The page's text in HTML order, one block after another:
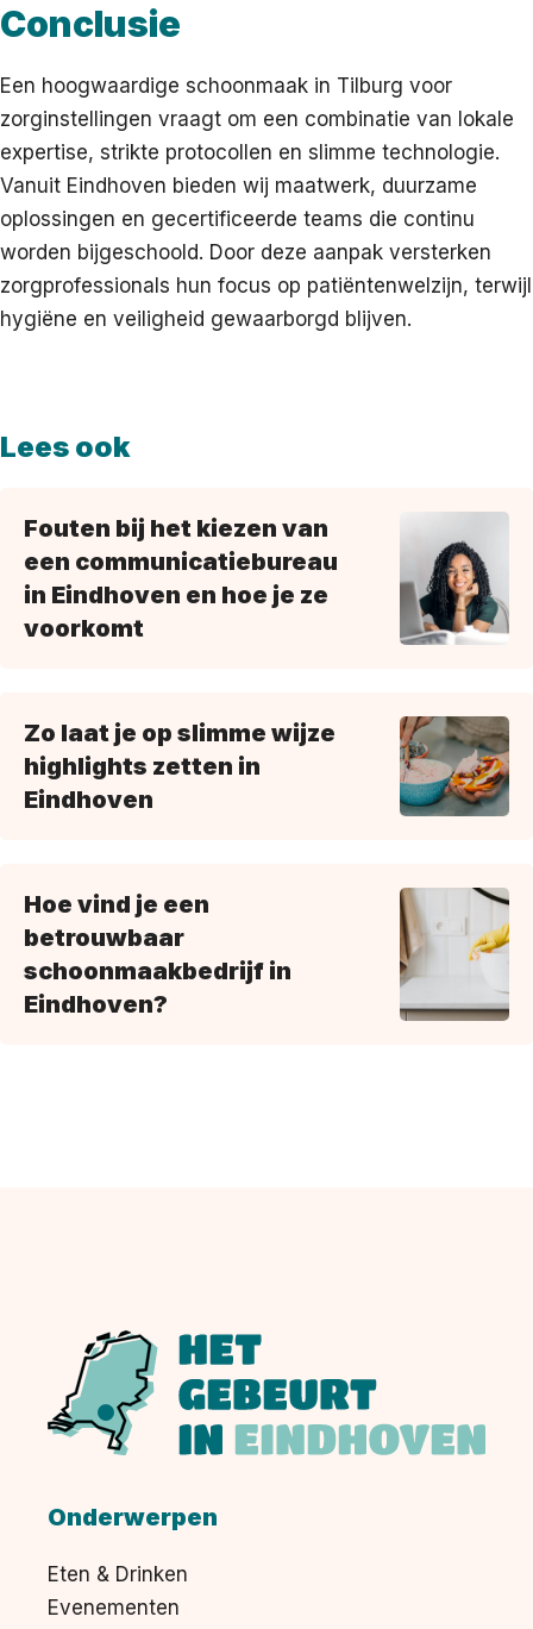
Conclusie
Een hoogwaardige schoonmaak in Tilburg voor
zorginstellingen vraagt om een combinatie van lokale
expertise, strikte protocollen en slimme technologie.
Vanuit Eindhoven bieden wij maatwerk, duurzame
oplossingen en gecertificeerde teams die continu
worden bijgeschoold. Door deze aanpak versterken
zorgprofessionals hun focus op patiëntenwelzijn, terwijl
hygiëne en veiligheid gewaarborgd blijven.
Lees ook
Fouten bij het kiezen van
een communicatiebureau
in Eindhoven en hoe je ze
voorkomt
Zo laat je op slimme wijze
highlights zetten in
Eindhoven
Hoe vind je een
betrouwbaar
schoonmaakbedrijf in
Eindhoven?
Onderwerpen
Eten & Drinken
Evenementen